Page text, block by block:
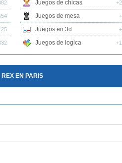
Juegos de chicas
Juegos de mesa
Juegos en 3d
Juegos de logica
EN PARIS